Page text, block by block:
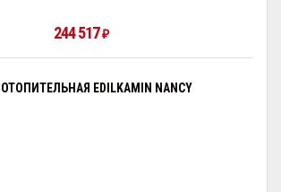
244 517 ₽
EDILKAMIN NANCY